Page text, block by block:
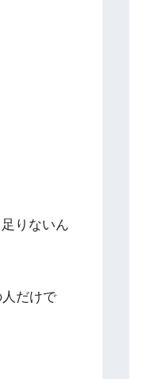
りないん
だけで